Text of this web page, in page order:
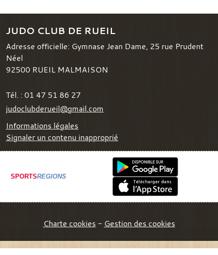
JUDO CLUB DE RUEIL
Adresse officielle: Gymnase Jean Dame, 25 rue Prudent
Néel
92500 RUEIL MALMAISON
Tél. : 01 47 51 86 27
judoclubderueil@gmail.com
Informations légales
Signaler un contenu inapproprié
SPORTSREGIONS
Charte cookies Gestion des cookies